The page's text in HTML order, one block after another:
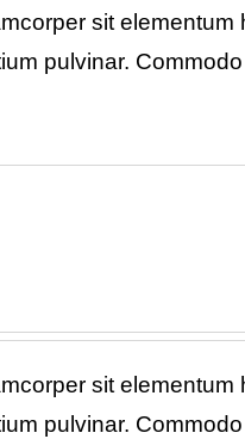
sit elementum
pulvinar.
sit elementum
pulvinar.